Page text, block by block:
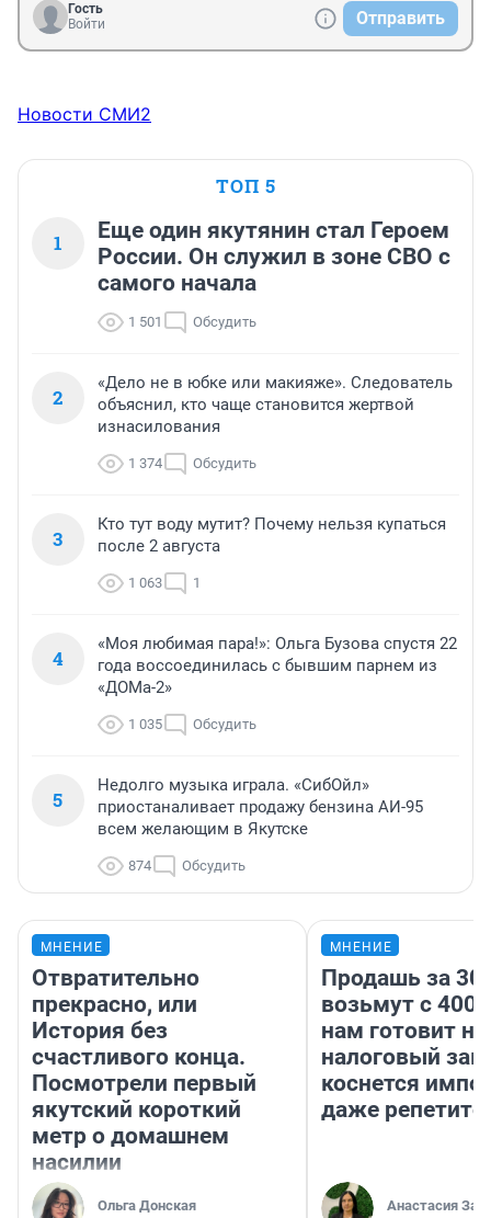
Гость
Войти
Отправить
Новости СМИ2
ТОП 5
1
Еще один якутянин стал Героем
России. Он служил в зоне СВО с
самого начала
1 501 Обсудить
2
«Дело не в юбке или макияже». Следователь
объяснил, кто чаще становится жертвой
изнасилования
1 374 Обсудить
3
Кто тут воду мутит? Почему нельзя купаться
после 2 августа
1 063 1
4
«Моя любимая пара!»: Ольга Бузова спустя 22
года воссоединилась с бывшим парнем из
«ДОМа-2»
1 035 Обсудить
5
Недолго музыка играла. «СибОйл»
приостаналивает продажу бензина АИ-95
всем желающим в Якутске
874 Обсудить
МНЕНИЕ
Отвратительно
прекрасно, или
История без
счастливого конца.
Посмотрели первый
якутский короткий
метр о домашнем
насилии
Ольга Донская
МНЕНИЕ
Продашь за
возьмут с
нам готовит
налоговый
коснется
даже
Анастасия